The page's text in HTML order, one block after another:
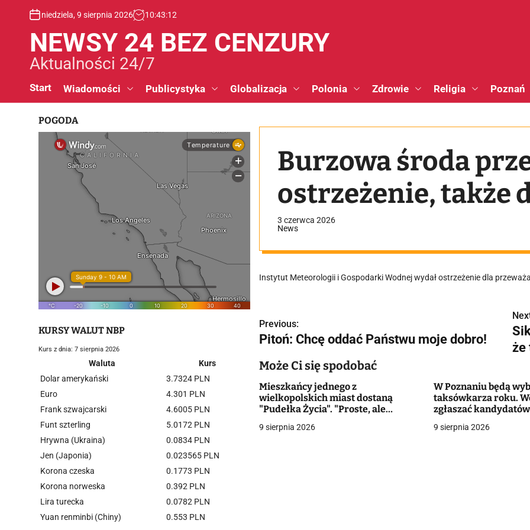
niedziela, 9 sierpnia 2026 10:43:13
NEWSY 24 BEZ CENZURY
Aktualności 24/7
Start Wiadomości Publicystyka Globalizacja Polonia Zdrowie Religia Poznań
Burzowa środa
ostrzeżenie, także
3 czerwca 2026
News
Instytut Meteorologii i Gospodarki Wodnej wydał ostrzeżenie dla
N
a
w
i
g
a
Previous:
Pitoń: Chcę oddać Państwu moje dobro!
że
Może Ci się spodobać
Mieszkańcy jednego z
wielkopolskich miast dostaną
"Pudełka Życia". "Proste, ale
9 sierpnia 2026
W Poznaniu będą
taksówkarza roku.
zgłaszać kandydatów
9 sierpnia 2026
POGODA
KURSY WALUT NBP
Kurs z dnia: 7 sierpnia 2026
Waluta
Kurs
Dolar amerykański
3.7324 PLN
Euro
4.301 PLN
Frank szwajcarski
4.6005 PLN
Funt szterling
5.0172 PLN
Hrywna (Ukraina)
0.0834 PLN
Jen (Japonia)
0.023565 PLN
Korona czeska
0.1773 PLN
Korona norweska
0.392 PLN
Lira turecka
0.0782 PLN
Yuan renminbi (Chiny)
0.553 PLN